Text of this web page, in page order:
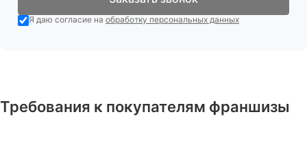
Я даю согласие на обработку персональных данных
Требования к покупателям франшизы